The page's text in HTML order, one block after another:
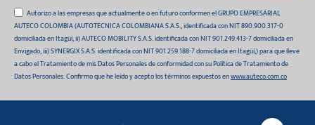
Autorizo a las empresas que actualmente o en futuro conformen el GRUPO EMPRESARIAL
AUTECO COLOMBIA (AUTOTECNICA COLOMBIANA S.A.S., identificada con NIT 890.900.317-0
domiciliada en Itagüí, ii) AUTECO MOBILITY S.A.S. identificada con NIT 901.249.413-7 domiciliada en
Envigado, iii) SYNERGIX S.A.S. identificada con NIT 901.259.188-7 domiciliada en Itagüí,) para que lleve
a cabo el Tratamiento de mis Datos Personales de conformidad con su Política de Tratamiento de
Datos Personales. Confirmo que he leído y acepto los términos expuestos enwww.auteco.com.co